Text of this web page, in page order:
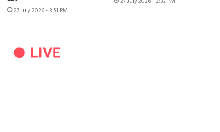
27 July 2026 - 3:51 PM